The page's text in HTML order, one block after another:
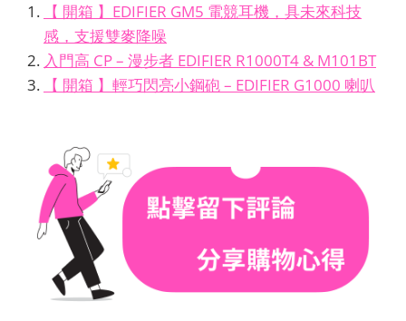
【 開箱 】EDIFIER GM5 電競耳機，具未來科技
感，支援雙麥降噪
入門高 CP – 漫步者 EDIFIER R1000T4 & M101BT
【 開箱 】輕巧閃亮小鋼砲 – EDIFIER G1000 喇叭